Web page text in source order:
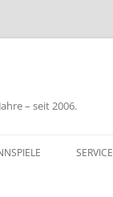
– seit 2006.
SERVICE